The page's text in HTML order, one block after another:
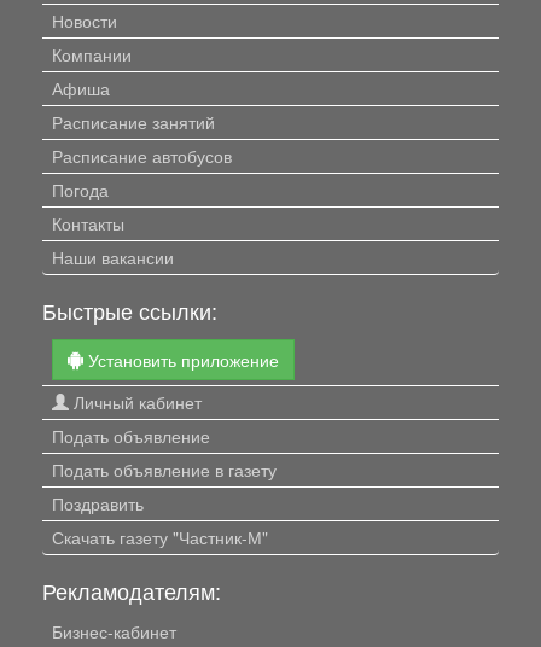
Новости
Компании
Афиша
Расписание занятий
Расписание автобусов
Погода
Контакты
Наши вакансии
Быстрые ссылки:
Установить приложение
Личный кабинет
Подать объявление
Подать объявление в газету
Поздравить
Скачать газету "Частник-М"
Рекламодателям:
Бизнес-кабинет